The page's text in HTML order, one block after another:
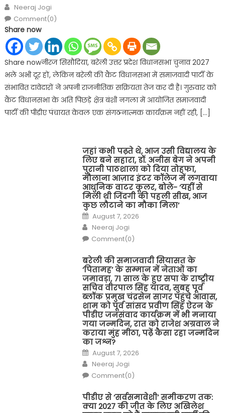
Author
Neeraj Jogi
Comment(0)
Share now
Share nowनीरज सिसौदिया, बरेली उत्तर प्रदेश विधानसभा चुनाव 2027
भले अभी दूर हों, लेकिन बरेली की कैंट विधानसभा में समाजवादी पार्टी के
संभावित दावेदारों ने अपनी राजनीतिक सक्रियता तेज कर दी है। गुरुवार को
कैंट विधानसभा के अति पिछड़े क्षेत्र बंशी नगला में आयोजित समाजवादी
पार्टी की पीडीए पंचायत केवल एक संगठनात्मक कार्यक्रम नहीं रही, […]
जहां कभी पढ़ते थे, आज उसी विद्यालय के
लिए बने सहारा, डॉ. अनीस बेग ने अपनी
पुरानी पाठशाला को दिया तोहफा,
मौलाना आज़ाद इंटर कॉलेज में लगवाया
आधुनिक वाटर कूलर, बोले- ‘यहीं से
मिली थी जिंदगी की पहली सीख, आज
कुछ लौटाने का मौका मिला’
Posted
on
August 7, 2026
Author
Neeraj Jogi
Comment(0)
बरेली की समाजवादी सियासत के
‘पितामह’ के सम्मान में नेताओं का
जमावड़ा, 71 साल के हुए सपा के राष्ट्रीय
सचिव वीरपाल सिंह यादव, सुबह पूर्व
ब्लॉक प्रमुख चंद्रसेन सागर पहुंचे आवास,
शाम को पूर्व सांसद प्रवीण सिंह ऐरन के
पीडीए जनसंवाद कार्यक्रम में भी मनाया
गया जन्मदिन, रात को राजेश अग्रवाल ने
कराया मुंह मीठा, पढ़ें कैसा रहा जन्मदिन
का जश्न?
Posted
on
August 7, 2026
Author
Neeraj Jogi
Comment(0)
पीडीए से ‘सर्वसमावेशी’ समीकरण तक:
क्या 2027 की जीत के लिए अखिलेश